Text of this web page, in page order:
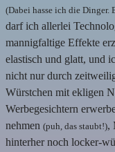
(Dabei hasse ich die
darf ich allerlei
mannigfaltige Effekte
elastisch und glatt, und
nicht nur durch
Würstchen mit ekligen
Werbegesichtern
nehmen (puh, das staubt!),
hinterher noch locker-